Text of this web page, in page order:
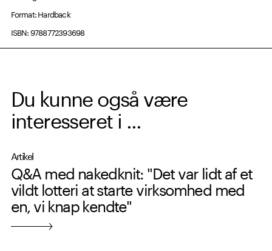
Format: Hardback
ISBN: 9788772393698
Du kunne også være
interesseret i ...
Artikel
Q&A med nakedknit: "Det var lidt af et
vildt lotteri at starte virksomhed med
en, vi knap kendte"